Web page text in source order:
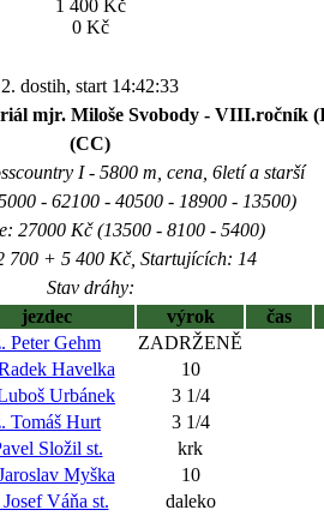
1 400 Kč
0 Kč
2. dostih, start 14:42:33
mjr. Miloše Svobody - VIII.ročník
(CC)
I - 5800 m, cena, 6letí a starší
- 62100 - 40500 - 18900 - 13500)
27000 Kč (13500 - 8100 - 5400)
700 + 5 400 Kč, Startujících: 14
Stav dráhy:
jezdec výrok čas
Peter Gehm ZADRŽENĚ
Havelka 10
Urbánek 3 1/4
Tomáš Hurt 3 1/4
Složil st. krk
Myška 10
Váňa st. daleko